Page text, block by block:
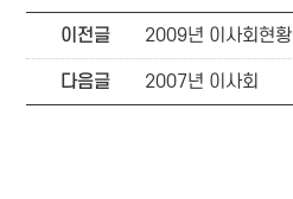
이전글 2009년 이사회현황
다음글 2007년 이사회